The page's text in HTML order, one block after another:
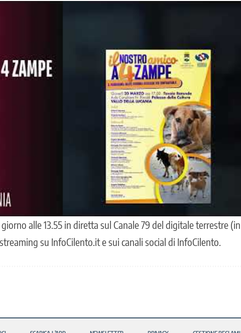
alle 13.55 in diretta sul Canale 79 del digitale terrestre (in
su InfoCilento.it e sui canali social di InfoCilento.